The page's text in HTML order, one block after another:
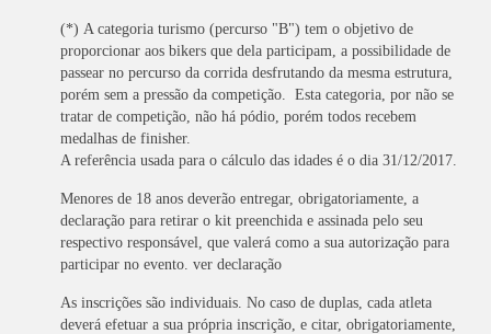
(*) A categoria turismo (percurso "B") tem o objetivo de
proporcionar aos bikers que dela participam, a possibilidade de
passear no percurso da corrida desfrutando da mesma estrutura,
porém sem a pressão da competição. Esta categoria, por não se
tratar de competição, não há pódio, porém todos recebem
medalhas de finisher.
A referência usada para o cálculo das idades é o dia 31/12/2017.
Menores de 18 anos deverão entregar, obrigatoriamente, a
declaração para retirar o kit preenchida e assinada pelo seu
respectivo responsável, que valerá como a sua autorização para
participar no evento. ver declaração
As inscrições são individuais. No caso de duplas, cada atleta
deverá efetuar a sua própria inscrição, e citar, obrigatoriamente,